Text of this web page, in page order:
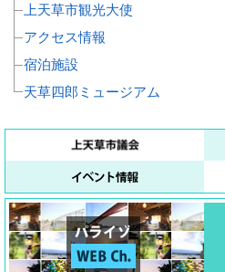
上天草市観光大使
アクセス情報
宿泊施設
天草四郎ミュージアム